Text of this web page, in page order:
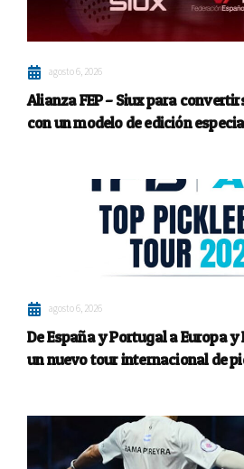
agosto 6, 2026
Alianza FEP – Siux para
con un modelo de edición
agosto 6, 2026
De España y Portugal a Europa
un nuevo tour internacional de